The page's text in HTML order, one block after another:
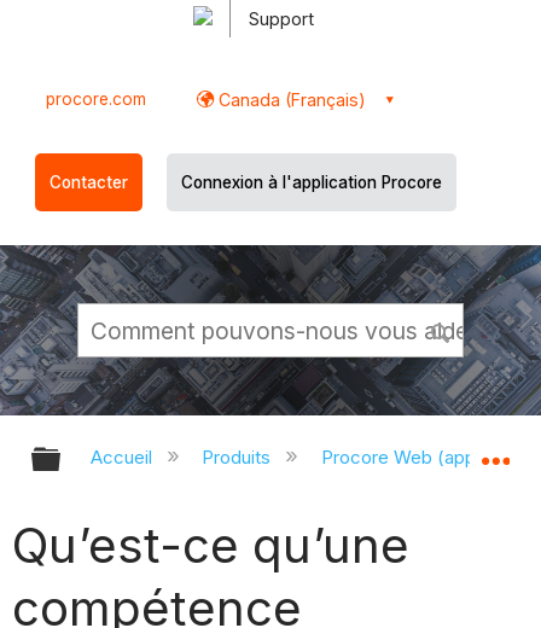
Support
procore.com Canada (Français)
Contacter Connexion à l'application Procore
Développer/réduire la hiérarchie
Accueil Produits Procore Web
Qu’est-ce qu’une
compétence